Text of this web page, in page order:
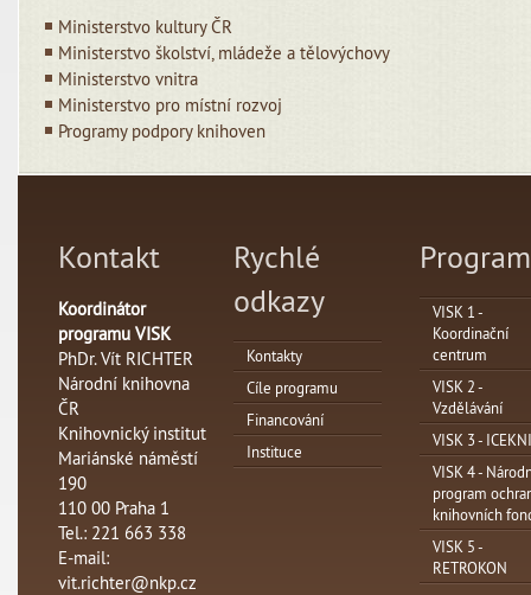
Ministerstvo kultury ČR
Ministerstvo školství, mládeže a tělovýchovy
Ministerstvo vnitra
Ministerstvo pro místní rozvoj
Programy podpory knihoven
Kontakt
Koordinátor
programu VISK
PhDr. Vít RICHTER
Národní knihovna
ČR
Knihovnický institut
Mariánské náměstí
190
110 00 Praha 1
Tel.: 221 663 338
E-mail:
vit.richter@nkp.cz
Rychlé
odkazy
Kontakty
Cíle programu
Financování
Instituce
VISK 1 -
Koordinační
centrum
VISK 2 -
Vzdělávání
VISK 3 - ICEKNI
VISK 4 -
program
knihovních
VISK 5 -
RETROKON